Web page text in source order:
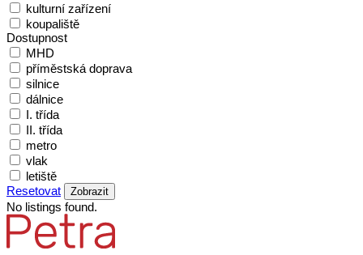
kulturní zařízení
koupaliště
Dostupnost
MHD
příměstská doprava
silnice
dálnice
I. třída
II. třída
metro
vlak
letiště
Resetovat
Zobrazit
No listings found.